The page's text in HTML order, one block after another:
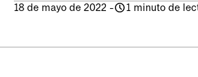
18 de mayo de 2022 - 1 minuto de